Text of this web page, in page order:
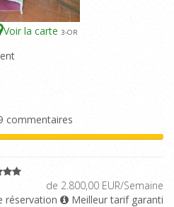
Voir la carte 3-OR
commentaires
de 2.800,00 EUR/Semaine
réservation
Meilleur tarif garanti